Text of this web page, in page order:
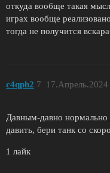
откуда вообще такая
играх вообще
тогда не получится
c4qph2 7
Давным-давно нормально
давить, бери танк со
1 лайк